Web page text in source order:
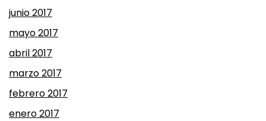
junio 2017
mayo 2017
abril 2017
marzo 2017
febrero 2017
enero 2017